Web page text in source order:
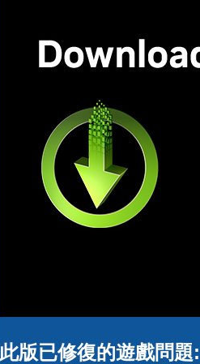
此版已修復的遊戲問題: